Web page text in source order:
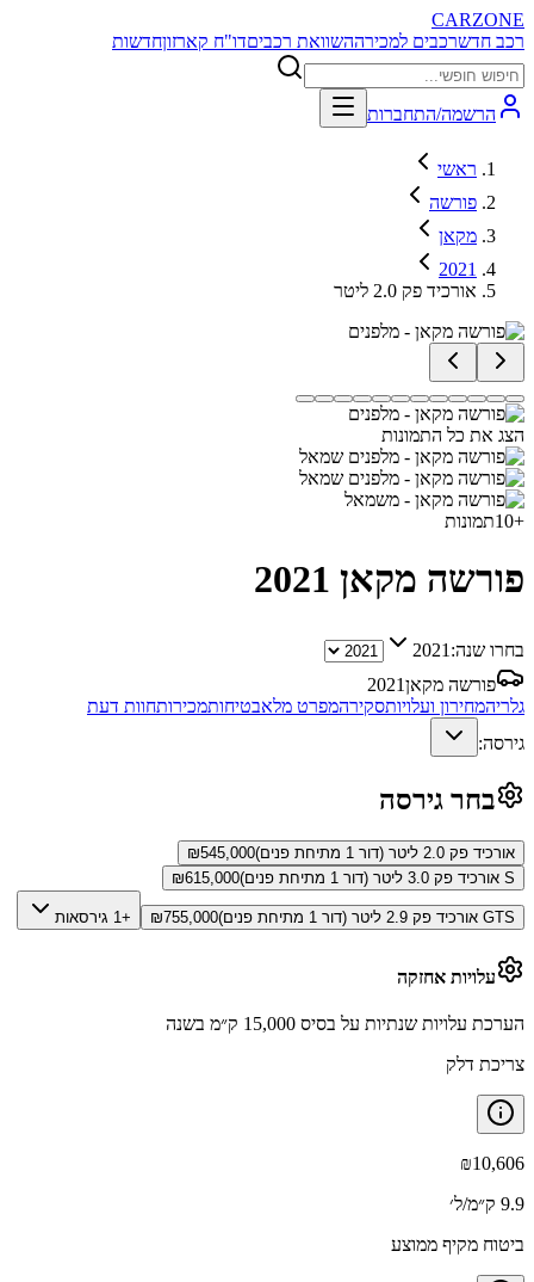
CARZONE
רכב חדשרכבים למכירההשוואת רכביםדו"ח קארזוןחדשות
הרשמה/התחברות
ראשי
פורשה
מקאן
2021
אורכיד פק 2.0 ליטר
הצג את כל התמונות
+
10תמונות
פורשה מקאן 2021
בחרו שנה: 2021
פורשה מקאן2021
גלריהמחירון ועלויותסקירהמפרט מלאבטיחותמכירותחוות דעת
גירסה:
בחר גירסה
אורכיד פק 2.0 ליטר (דור 1 מתיחת פנים) ₪545,000
S אורכיד פק 3.0 ליטר (דור 1 מתיחת פנים)
₪615,000
GTS אורכיד פק 2.9 ליטר (דור 1 מתיחת פנים) ₪755,000 +1 גירסאות
עלויות אחזקה
הערכת עלויות שנתיות על בסיס 15,000 ק״מ בשנה
צריכת דלק
₪10,606
9.9 ק״מ/ל׳
ביטוח מקיף ממוצע